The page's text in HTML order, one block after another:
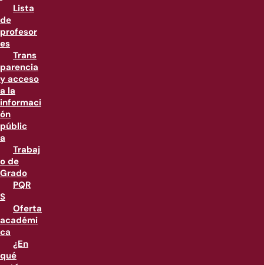
Lista
de
profesor
es
Trans
parencia
y acceso
a la
informaci
ón
públic
a
Trabaj
o de
Grado
PQR
S
Oferta
académi
ca
¿En
qué